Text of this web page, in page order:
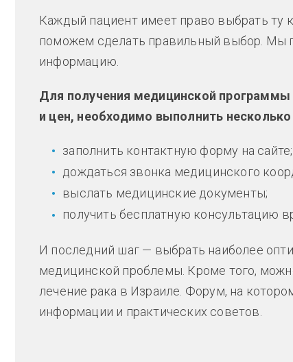
Каждый пациент имеет право выбрать ту
поможем сделать правильный выбор. Мы
информацию.
Для получения медицинской
и цен, необходимо выполнить
заполнить контактную форму на сайте;
дождаться звонка медицинского
выслать медицинские документы;
получить бесплатную консультацию
И последний шаг — выбрать наиболее
медицинской проблемы. Кроме того,
лечение рака в Израиле. Форум, на
информации и практических советов.